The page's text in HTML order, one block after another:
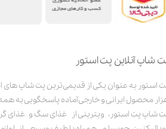
شاپ آنلاین پت استور
محصول ایرانی و خارجی آماده پاسخگویی به
شاپ پت استور، ویترینی از غذای سگ و غذای